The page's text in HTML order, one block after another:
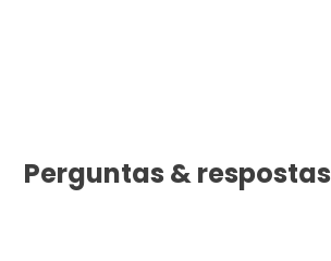
Perguntas & respostas